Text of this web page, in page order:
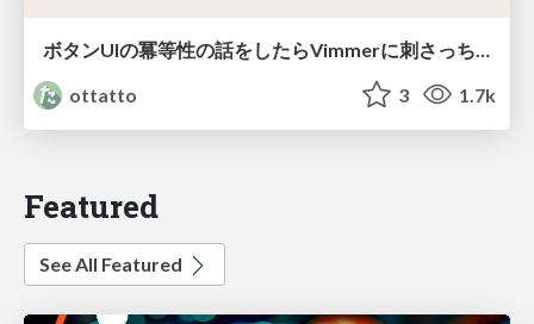
ottatto
3 1.7k
Featured
See All Featured